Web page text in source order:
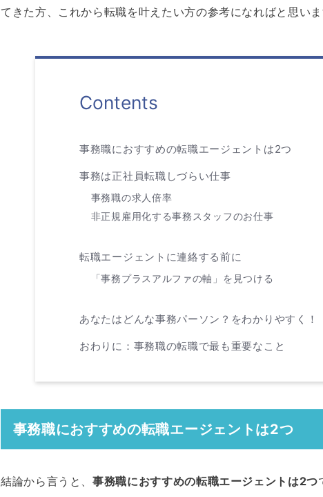
てきた方、これから転職を叶えたい方の参考になればと思いま
Contents
事務職におすすめの転職エージェントは2つ
事務は正社員転職しづらい仕事
事務職の求人倍率
非正規雇用化する事務スタッフのお仕事
転職エージェントに連絡する前に
「事務プラスアルファの軸」を見つける
あなたはどんな事務パーソン？をわかりやすく！
おわりに：事務職の転職で最も重要なこと
事務職におすすめの転職エージェントは2つ
結論から言うと、事務職におすすめの転職エージェントは2つ